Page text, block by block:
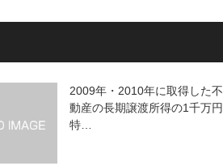
2009年・2010年に取得した不
動産の長期譲渡所得の1千万円
特…